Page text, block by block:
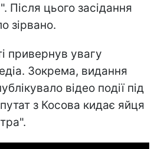
Після цього засідання
зірвано.
привернув увагу
Зокрема, видання
відео події під
з Косова кидає яйця